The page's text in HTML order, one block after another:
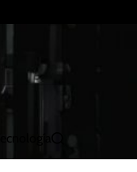
Tecnología
u